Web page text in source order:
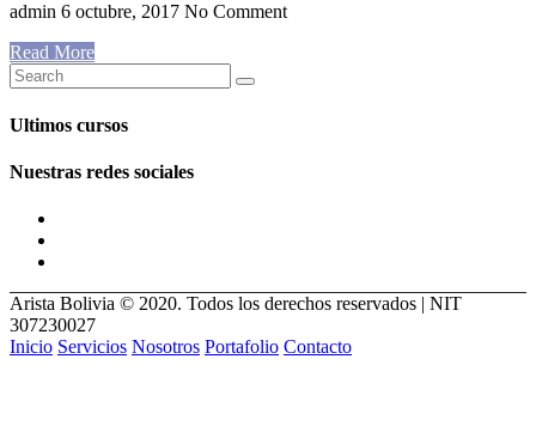
admin 6 octubre, 2017 No Comment
Read More
Ultimos cursos
Nuestras redes sociales
Arista Bolivia © 2020. Todos los derechos reservados | NIT
307230027
Inicio Servicios Nosotros Portafolio Contacto